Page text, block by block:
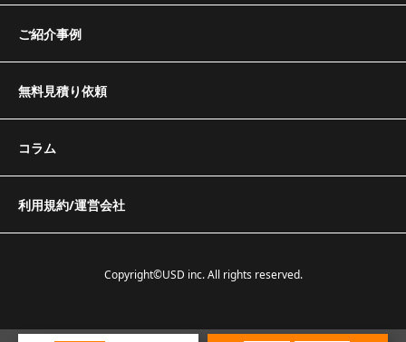
ご紹介事例
無料見積り依頼
コラム
利用規約/運営会社
Copyright©USD inc. All rights reserved.